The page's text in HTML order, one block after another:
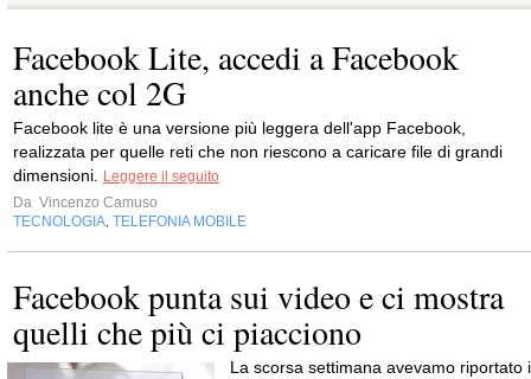
Facebook Lite, accedi a Facebook
anche col 2G
Facebook lite è una versione più leggera dell'app Facebook,
realizzata per quelle reti che non riescono a caricare file di grandi
dimensioni.
Leggere il seguito
Da Vincenzo Camuso
TECNOLOGIA TELEFONIA MOBILE
Facebook punta sui video e ci mostra
quelli che più ci piacciono
La scorsa settimana avevamo riportato i